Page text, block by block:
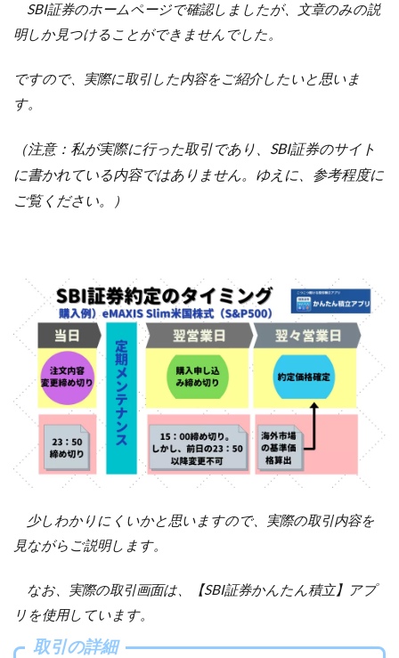
SBI証券のホームページで確認しましたが、文章のみの説
明しか見つけることができませんでした。
ですので、実際に取引した内容をご紹介したいと思いま
す。
（注意：私が実際に行った取引であり、SBI証券のサイト
に書かれている内容ではありません。ゆえに、参考程度に
ご覧ください。）
少しわかりにくいかと思いますので、実際の取引内容を
見ながらご説明します。
なお、実際の取引画面は、【SBI証券かんたん積立】アプ
リを使用しています。
取引の詳細